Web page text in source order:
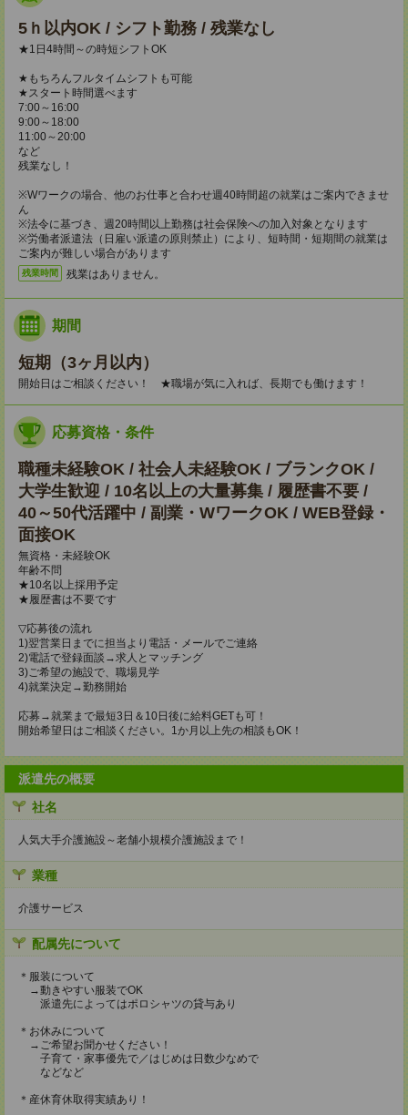
5ｈ以内OK / シフト勤務 / 残業なし
★1日4時間～の時短シフトOK
★もちろんフルタイムシフトも可能
★スタート時間選べます
7:00～16:00
9:00～18:00
11:00～20:00
など
残業なし！
※Wワークの場合、他のお仕事と合わせ週40時間超の就業はご案内できませ
ん
※法令に基づき、週20時間以上勤務は社会保険への加入対象となります
※労働者派遣法（日雇い派遣の原則禁止）により、短時間・短期間の就業は
ご案内が難しい場合があります
残業時間 残業はありません。
期間
短期（3ヶ月以内）
開始日はご相談ください！ ★職場が気に入れば、長期でも働けます！
応募資格・条件
職種未経験OK / 社会人未経験OK / ブランクOK /
大学生歓迎 / 10名以上の大量募集 / 履歴書不要 /
40～50代活躍中 / 副業・WワークOK / WEB登録・
面接OK
無資格・未経験OK
年齢不問
★10名以上採用予定
★履歴書は不要です
▽応募後の流れ
1)翌営業日までに担当より電話・メールでご連絡
2)電話で登録面談→求人とマッチング
3)ご希望の施設で、職場見学
4)就業決定→勤務開始
応募→就業まで最短3日＆10日後に給料GETも可！
開始希望日はご相談ください。1か月以上先の相談もOK！
派遣先の概要
社名
人気大手介護施設～老舗小規模介護施設まで！
業種
介護サービス
配属先について
＊服装について
→動きやすい服装でOK
派遣先によってはポロシャツの貸与あり
＊お休みについて
→ご希望お聞かせください！
子育て・家事優先で／はじめは日数少なめで
などなど
＊産休育休取得実績あり！